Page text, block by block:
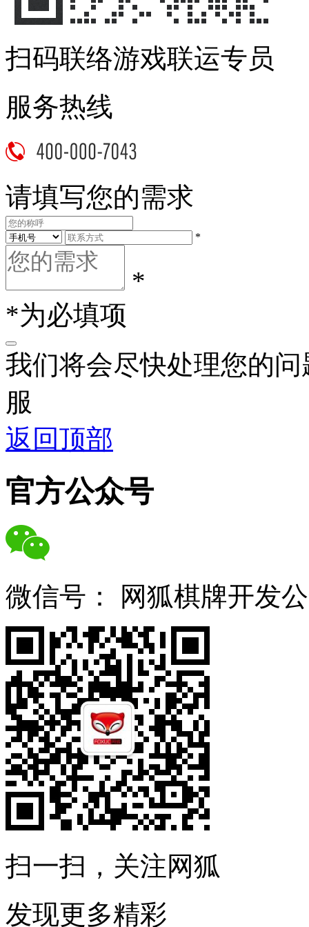
扫码联络游戏联运专员
服务热线
请填写您的需求
*
*
*为必填项
我们将会尽快处理您的
服
返回顶部
官方公众号
微信号： 网狐棋牌开发
扫一扫，关注网狐
发现更多精彩